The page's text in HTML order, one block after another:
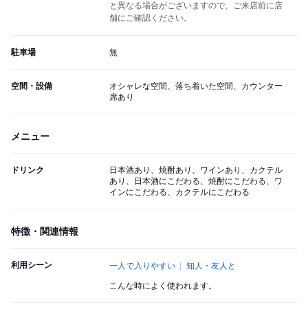
と異なる場合がございますので、ご来店前に店
舗にご確認ください。
駐車場 無
空間・設備
オシャレな空間、落ち着いた空間、カウンター
席あり
メニュー
ドリンク
日本酒あり、焼酎あり、ワインあり、カクテル
あり、日本酒にこだわる、焼酎にこだわる、ワ
インにこだわる、カクテルにこだわる
特徴・関連情報
利用シーン 一人で入りやすい 知人・友人と
こんな時によく使われます。